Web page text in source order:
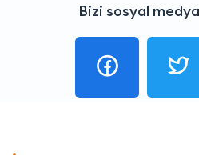
Bizi sosyal